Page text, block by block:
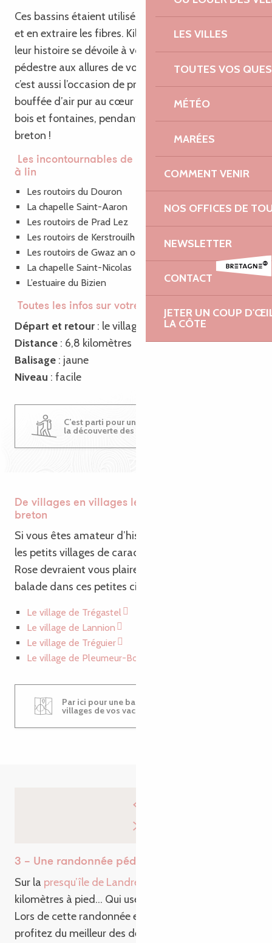
LES VILLES
TOUTES VOS
MÉTÉO
MARÉES
COMMENT VENIR
NOS OFFICES DE
NEWSLETTER
CONTACT
JETER UN COUP
LA CÔTE
Ces bassins étaient utilisés autrefois pour rouir le lin
et en extraire les fibres. Kilomètre après kilomètre,
leur histoire se dévoile à vous le temps d’une balade
pédestre aux allures de voyage dans le temps. Et
c’est aussi l’occasion de prendre une grande
bouffée d’air pur au cœur de la nature, entre sous-
bois et fontaines, pendant vos vacances en pays
breton !
Les incontournables de la randonnée 21 routoirs
à lin
Les routoirs du Douron
La chapelle Saint-Aaron
Les routoirs de Prad Lez
Les routoirs de Kerstrouilh
Les routoirs de Gwaz an oc’hant
La chapelle Saint-Nicolas
L’estuaire du Bizien
Toutes les infos sur votre rando
Départ et retour : le village de Trédarzec
Distance : 6,8 kilomètres
Balisage : jaune
Niveau : facile
C’est parti pour une randonnée pédestre à
la découverte des routoirs !
De villages en villages le temps d’un séjour
breton
Si vous êtes amateur d’histoire et de patrimoine,
les petits villages de caractère de la Côte de Granit
Rose devraient vous plaire ! Ici, prolongez votre
balade dans ces petites cités :
Le village de Trégastel
Le village de Lannion
Le village de Tréguier
Le village de Pleumeur-Bodou
Par ici pour une balade dans les villes et
villages de vos vacances !
3 – Une randonnée pédestre 100% nature
Sur la presqu’île de Landrellec
kilomètres à pied… Qui usent à peine les souliers !
Lors de cette randonnée entre terre et mer,
profitez du meilleur des deux éléments pendant